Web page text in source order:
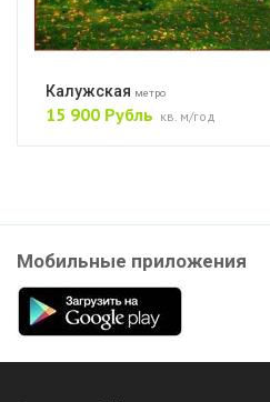
Калужская метро
15 900 Рубль кв. м/год
Мобильные приложения